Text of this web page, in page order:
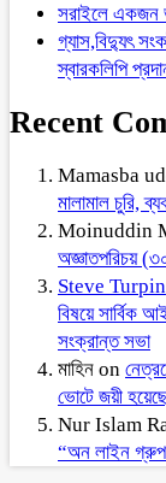
সরাইলে একজন
গ্যাস,বিদ্যুৎ
স্বারকলিপি
Recent
Mamasba
মালামাল চুরি,
Moinuddin
অজ্ঞাতপরিচয়
Steve Turpin
বিষয়ে সার্বিক
সংক্রান্ত সভা
মাহিন on
ভোটে জয়ী
Nur Islam
“অন লাইন গ্রুপ